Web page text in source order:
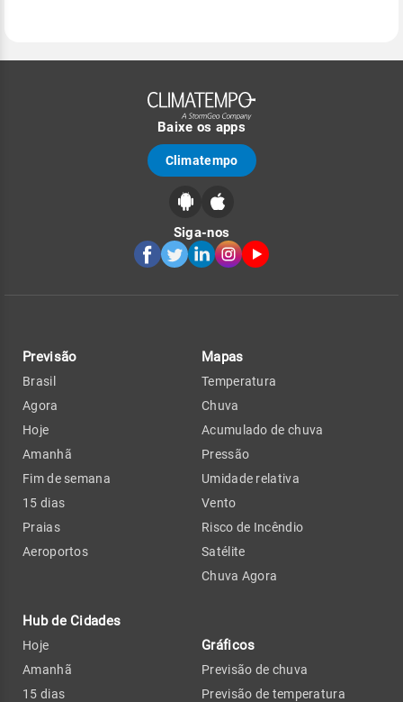
Baixe os apps
Climatempo
Siga-nos
Previsão
Brasil
Agora
Hoje
Amanhã
Fim de semana
15 dias
Praias
Aeroportos
Hub de Cidades
Hoje
Amanhã
15 dias
Mapas
Temperatura
Chuva
Acumulado de chuva
Pressão
Umidade relativa
Vento
Risco de Incêndio
Satélite
Chuva Agora
Gráficos
Previsão de chuva
Previsão de temperatura